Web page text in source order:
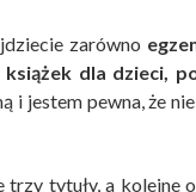
zarówno
książek dla dzieci,
i jestem pewna, że
trzy tytuły, a